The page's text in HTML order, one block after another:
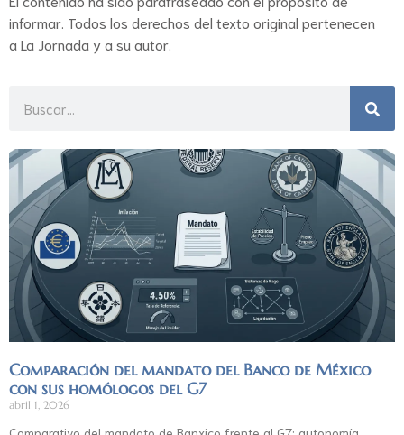
informar. Todos los derechos del texto original pertenecen
a La Jornada y a su autor.
Comparación del mandato del Banco de México
con sus homólogos del G7
abril 1, 2026